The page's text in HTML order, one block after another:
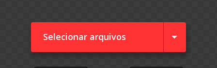
Selecionar arquivos